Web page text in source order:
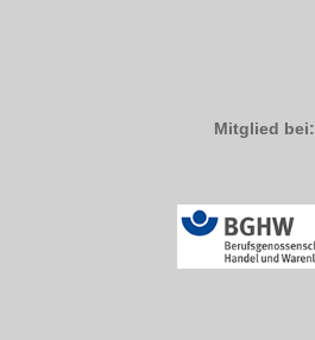
Mitglied bei: